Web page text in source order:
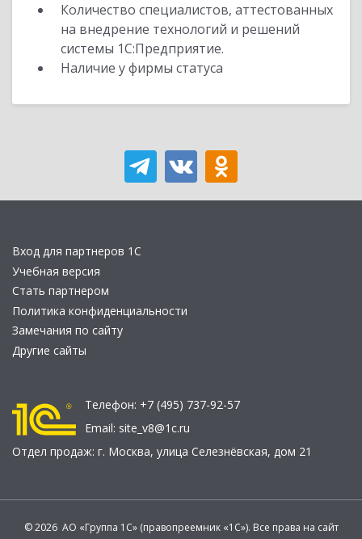
Количество специалистов, аттестованных
на внедрение технологий и решений
системы 1С:Предприятие.
Наличие у фирмы статуса
Вход для партнеров 1С
Учебная версия
Стать партнером
Политика конфиденциальности
Замечания по сайту
Другие сайты
Телефон: +7 (495) 737-92-57
Email: site_v8@1c.ru
Отдел продаж: г. Москва, улица Селезнёвская, дом 21
© 2026 АО «Группа 1С» (правопреемник «1С»). Все права на сайт